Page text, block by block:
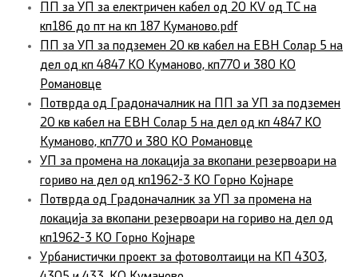
ПП за УП за електричен кабел од 20 KV од ТС на
кп186 до пт на кп 187 Куманово.pdf
ПП за УП за подземен 20 кв кабел на ЕВН Солар 5 на
дел од кп 4847 КО Куманово, кп770 и 380 КО
Романовце
Потврда од Градоначалник на ПП за УП за подземен
20 кв кабел на ЕВН Солар 5 на дел од кп 4847 КО
Куманово, кп770 и 380 КО Романовце
УП за промена на локација за вкопани резервоари на
гориво на дел од кп1962-3 КО Горно Којнаре
Потврда од Градоначалник за УП за промена на
локација за вкопани резервоари на гориво на дел од
кп1962-3 КО Горно Којнаре
Урбанистички проект за фотоволтаици на КП 4303,